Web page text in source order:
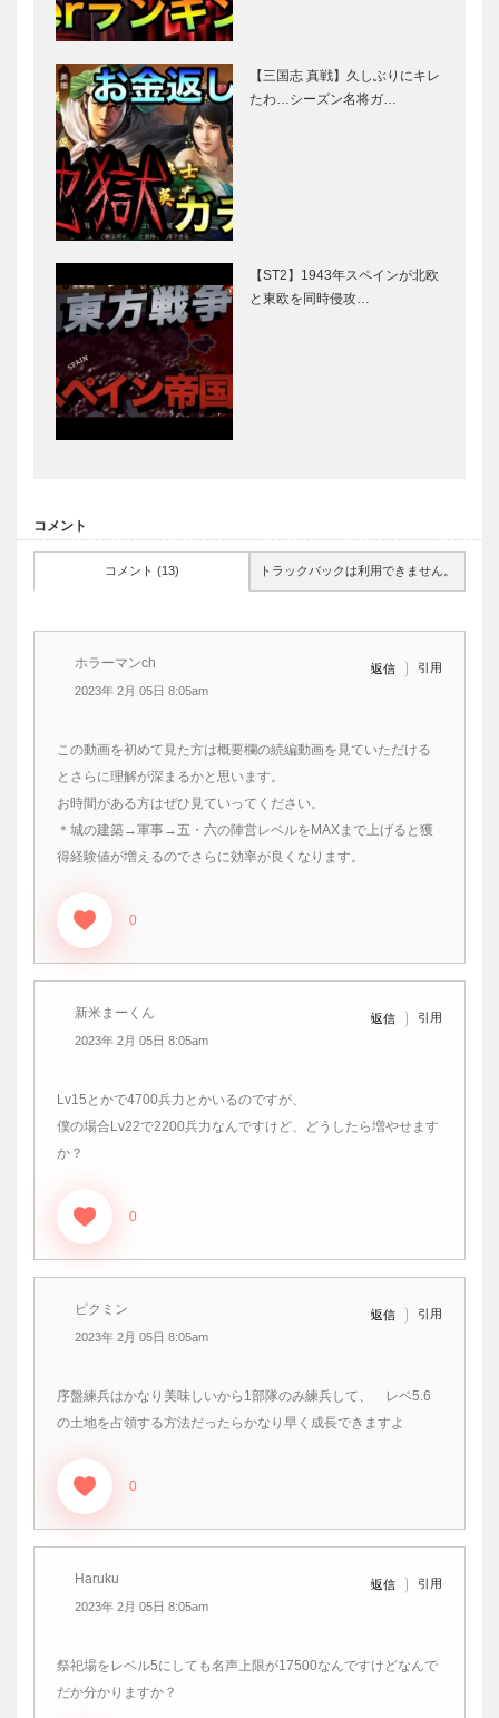
【三国志 真戦】久しぶりにキレ
たわ…シーズン名将ガ…
【ST2】1943年スペインが北欧
と東欧を同時侵攻…
コメント
コメント (13) トラックバックは利用できません。
ホラーマンch
2023年 2月 05日 8:05am
返信 引用
この動画を初めて見た方は概要欄の続編動画を見ていただける
とさらに理解が深まるかと思います。
お時間がある方はぜひ見ていってください。
＊城の建築→軍事→五・六の陣営レベルをMAXまで上げると獲
得経験値が増えるのでさらに効率が良くなります。
0
新米まーくん
2023年 2月 05日 8:05am
返信 引用
Lv15とかで4700兵力とかいるのですが、
僕の場合Lv22で2200兵力なんですけど、どうしたら増やせます
か？
0
ピクミン
2023年 2月 05日 8:05am
返信 引用
序盤練兵はかなり美味しいから1部隊のみ練兵して、 レベ5.6
の土地を占領する方法だったらかなり早く成長できますよ
0
Haruku
2023年 2月 05日 8:05am
返信 引用
祭祀場をレベル5にしても名声上限が17500なんですけどなんで
だか分かりますか？